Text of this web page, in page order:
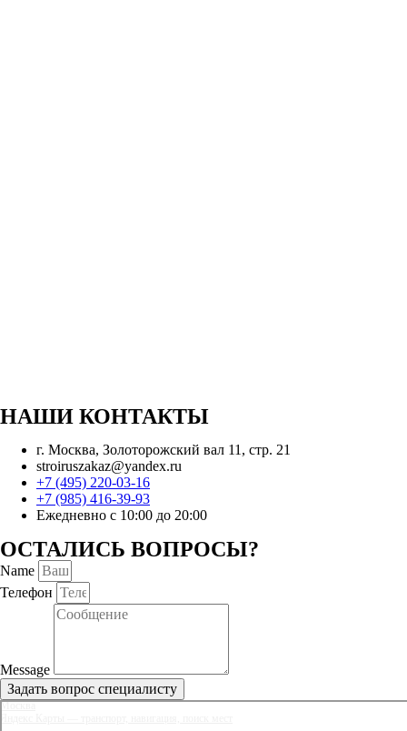
НАШИ КОНТАКТЫ
г. Москва, Золоторожский вал 11, стр. 21
stroiruszakaz@yandex.ru
+7 (495) 220-03-16
+7 (985) 416-39-93
Ежедневно с 10:00 до 20:00
ОСТАЛИСЬ ВОПРОСЫ?
Name
Телефон
Message
Задать вопрос специалисту
Москва